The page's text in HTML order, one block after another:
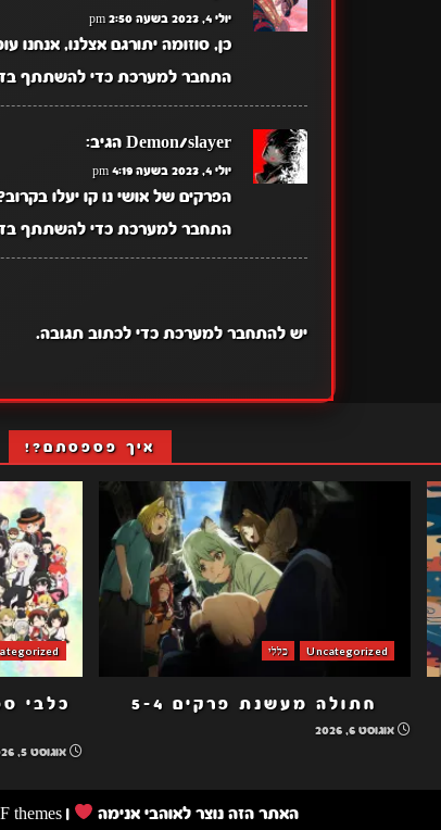
יולי 4, 2023 בשעה 2:50 pm
כן, סוזומה יתורגם אצלנו, אנחנו
התחבר למערכת כדי להשתתף
Demon/slayer הגיב:
יולי 4, 2023 בשעה 4:19 pm
הפרקים של אושי נו קו יעלו
התחבר למערכת כדי להשתתף
יש להתחבר למערכתכדי לכתוב תגובה.
איך פספסתם?!
Uncategorized כללי
חתולה מעשנת פרקים 5-4
אוגוסט 6, 2026
אוגוסט 5, 2026
האתר הזה נוצר לאוהבי אנימה |
themes.